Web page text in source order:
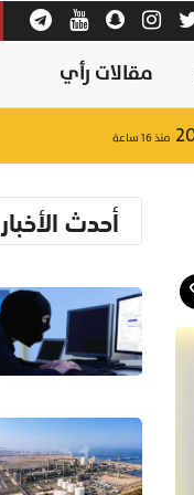
مقالات رأي
منذ ١٦ ساعة
أحدث الأخبار